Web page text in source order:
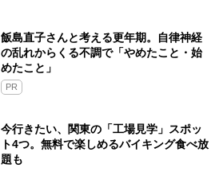
飯島直子さんと考える更年期。自律神経
の乱れからくる不調で「やめたこと・始
めたこと」
PR
今行きたい、関東の「工場見学」スポッ
ト4つ。無料で楽しめるバイキング食べ放
題も